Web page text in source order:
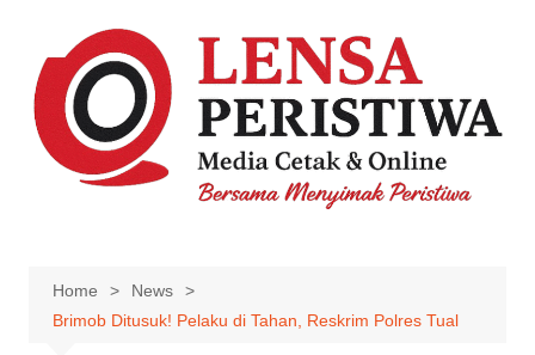
content
Home
News
Brimob Ditusuk! Pelaku di Tahan, Reskrim Polres Tual